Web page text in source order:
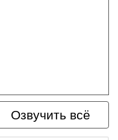
Озвучить всё